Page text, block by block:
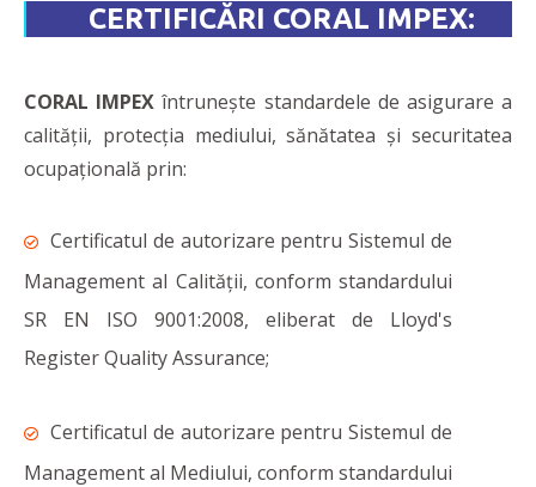
CERTIFICĂRI CORAL IMPEX:
CORAL IMPEX întrunește standardele de asigurare a
calității, protecția mediului, sănătatea și securitatea
ocupațională prin:
Certificatul de autorizare pentru Sistemul de
Management al Calității, conform standardului
SR EN ISO 9001:2008, eliberat de Lloyd's
Register Quality Assurance;
Certificatul de autorizare pentru Sistemul de
Management al Mediului, conform standardului